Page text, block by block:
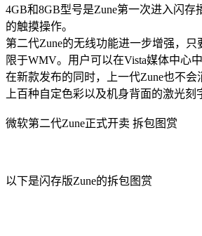
4GB和8GB型号是Zune第一次进入闪
的触摸操作。
第二代Zune的无线功能进一步增强，
限于WMV。用户可以在Vista媒体中心
在新款发布的同时，上一代Zune也不
上百种自定色彩以及机身背面的激光刻
微软第二代Zune正式开卖 拆包图赏
以下是闪存版Zune的拆包图赏